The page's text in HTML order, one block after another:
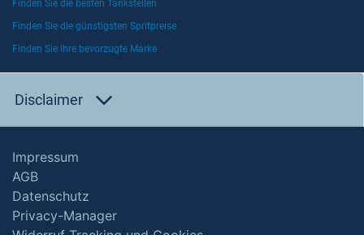
Finden Sie die besten Tankstellen
Finden Sie die günstigsten Spritpreise
Finden Sie Ihre bevorzugte Marke
Disclaimer
Impressum
AGB
Datenschutz
Privacy-Manager